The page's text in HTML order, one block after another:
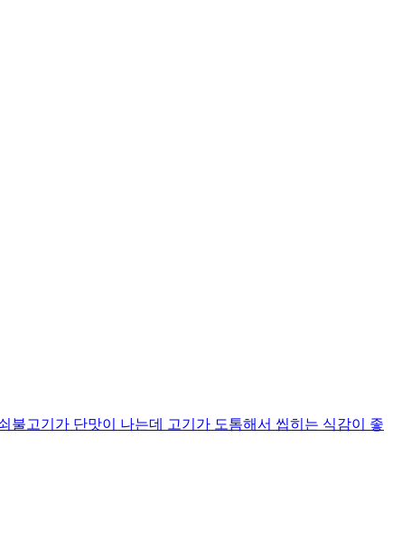
고기가 단맛이 나는데 고기가 도톰해서 씹히는 식감이 좋